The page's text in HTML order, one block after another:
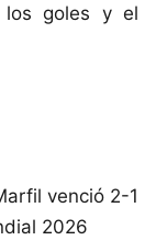
los goles y el
venció 2-1
2026